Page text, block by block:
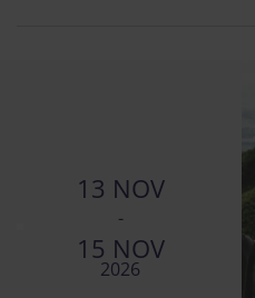
13 NOV
-
15 NOV
2026